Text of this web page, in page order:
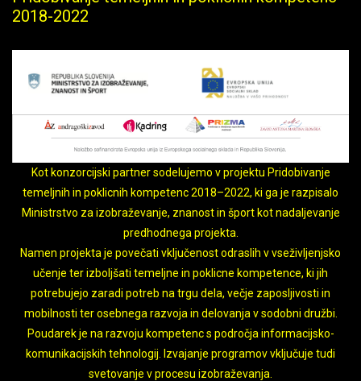
2018-2022
Kot konzorcijski partner sodelujemo v projektu Pridobivanje
temeljnih in poklicnih kompetenc 2018–2022, ki ga je razpisalo
Ministrstvo za izobraževanje, znanost in šport kot nadaljevanje
predhodnega projekta.
Namen projekta je povečati vključenost odraslih v vseživljenjsko
učenje ter izboljšati temeljne in poklicne kompetence, ki jih
potrebujejo zaradi potreb na trgu dela, večje zaposljivosti in
mobilnosti ter osebnega razvoja in delovanja v sodobni družbi.
Poudarek je na razvoju kompetenc s področja informacijsko-
komunikacijskih tehnologij. Izvajanje programov vključuje tudi
svetovanje v procesu izobraževanja.